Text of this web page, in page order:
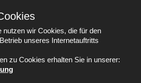
Lichtschachtabdeckungen
Smart Home Itzehoe
nutzen wir Cookies, die für den
unseres Internetauftritts
zu Cookies erhalten Sie in unserer: